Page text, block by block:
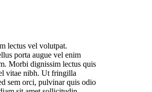
lectus vel volutpat.
porta augue vel enim
Morbi dignissim lectus quis
vitae nibh. Ut fringilla
sem orci, pulvinar quis odio